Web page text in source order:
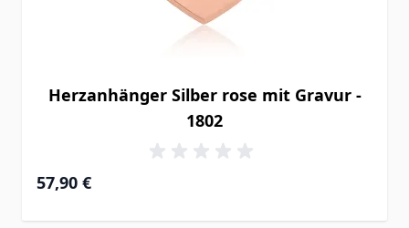
Herzanhänger Silber rose mit Gravur -
1802
57,90 €